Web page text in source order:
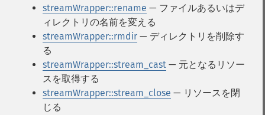
streamWrapper::rename — ファイルあるいはデ
ィレクトリの名前を変える
streamWrapper::rmdir — ディレクトリを削除す
る
streamWrapper::stream_cast — 元となるリソー
スを取得する
streamWrapper::stream_close — リソースを閉
じる